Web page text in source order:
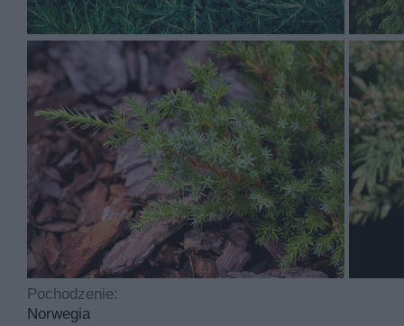
Jałowiec green carpet to roślina, którą sadzimy w
sama uprawa jest łatwa. Idealny odczyn gleby to
Najczęściej spotykane choroby dotykające tą roślinę
nawożenia i nie potrzebuje cyklicznego przycinania.
Pochodzenie:
Norwegia